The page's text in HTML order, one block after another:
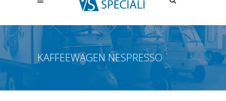
Apri la ricerca
KAFFEEWAGEN NESPRESSO